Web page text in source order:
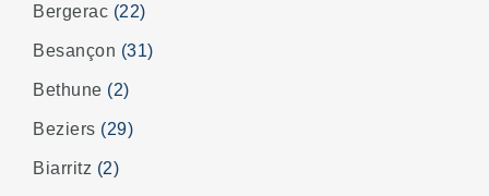
Bergerac (22)
Besançon (31)
Bethune (2)
Beziers (29)
Biarritz (2)